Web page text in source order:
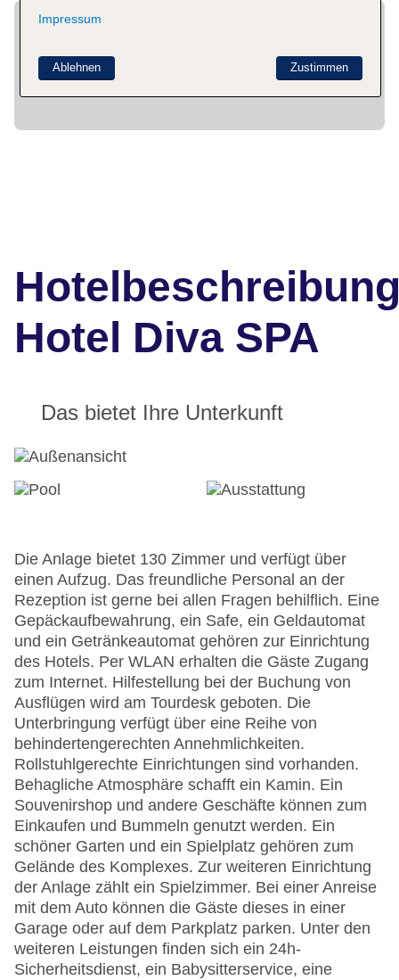
Hotel Diva SPA
Das bietet Ihre Unterkunft
Die Anlage bietet 130 Zimmer und verfügt über
einen Aufzug. Das freundliche Personal an der
Rezeption ist gerne bei allen Fragen behilflich. Eine
Gepäckaufbewahrung, ein Safe, ein Geldautomat
und ein Getränkeautomat gehören zur Einrichtung
des Hotels. Per WLAN erhalten die Gäste Zugang
zum Internet. Hilfestellung bei der Buchung von
Ausflügen wird am Tourdesk geboten. Die
Unterbringung verfügt über eine Reihe von
behindertengerechten Annehmlichkeiten.
Rollstuhlgerechte Einrichtungen sind vorhanden.
Behagliche Atmosphäre schafft ein Kamin. Ein
Souvenirshop und andere Geschäfte können zum
Einkaufen und Bummeln genutzt werden. Ein
schöner Garten und ein Spielplatz gehören zum
Gelände des Komplexes. Zur weiteren Einrichtung
der Anlage zählt ein Spielzimmer. Bei einer Anreise
mit dem Auto können die Gäste dieses in einer
Garage oder auf dem Parkplatz parken. Unter den
weiteren Leistungen finden sich ein 24h-
Sicherheitsdienst, ein Babysitterservice, eine
Impressum
Zustimmen
Ablehnen